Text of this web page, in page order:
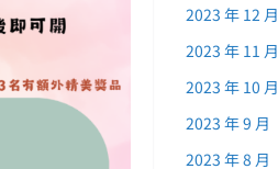
2023 年 12 月
2023 年 11 月
2023 年 10 月
2023 年 9 月
2023 年 8 月